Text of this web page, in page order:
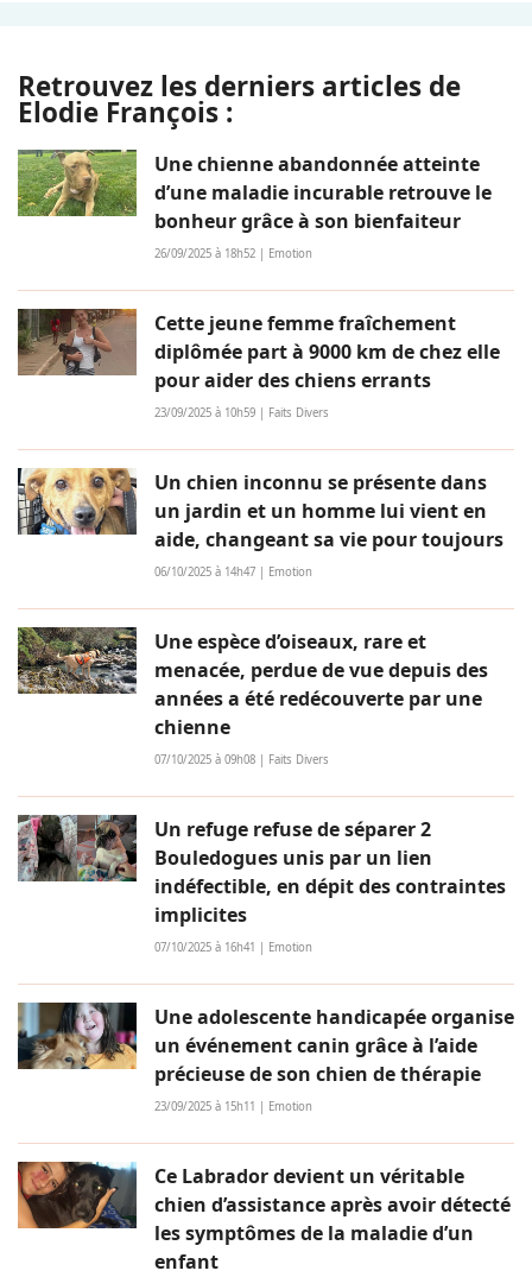
Retrouvez les derniers articles de
Elodie François :
Une chienne abandonnée atteinte
d’une maladie incurable retrouve le
bonheur grâce à son bienfaiteur
26/09/2025 à 18h52 | Emotion
Cette jeune femme fraîchement
diplômée part à 9000 km de chez elle
pour aider des chiens errants
23/09/2025 à 10h59 | Faits Divers
Un chien inconnu se présente dans
un jardin et un homme lui vient en
aide, changeant sa vie pour toujours
06/10/2025 à 14h47 | Emotion
Une espèce d’oiseaux, rare et
menacée, perdue de vue depuis des
années a été redécouverte par une
chienne
07/10/2025 à 09h08 | Faits Divers
Un refuge refuse de séparer 2
Bouledogues unis par un lien
indéfectible, en dépit des contraintes
implicites
07/10/2025 à 16h41 | Emotion
Une adolescente handicapée organise
un événement canin grâce à l’aide
précieuse de son chien de thérapie
23/09/2025 à 15h11 | Emotion
Ce Labrador devient un véritable
chien d’assistance après avoir détecté
les symptômes de la maladie d’un
enfant